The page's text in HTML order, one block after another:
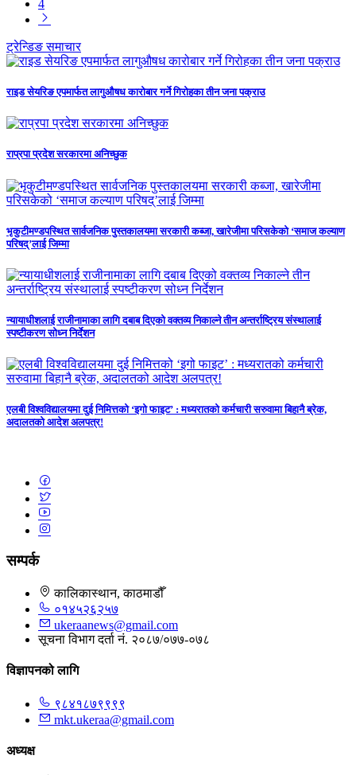
4
ट्रेन्डिङ समाचार
राइड सेयरिङ एपमार्फत लागुऔषध कारोबार गर्ने गिरोहका तीन जना पक्राउ
राप्रपा प्रदेश सरकारमा अनिच्छुक
भृकुटीमण्डपस्थित सार्वजनिक पुस्तकालयमा सरकारी कब्जा, खारेजीमा परिसकेको ‘समाज कल्याण
परिषद्’लाई जिम्मा
न्यायाधीशलाई राजीनामाका लागि दबाब दिएको वक्तव्य निकाल्ने तीन अन्तर्राष्ट्रिय संस्थालाई
स्पष्टीकरण सोध्न निर्देशन
एलबी विश्वविद्यालयमा दुई निमित्तको ‘इगो फाइट’ : मध्यरातको कर्मचारी सरुवामा बिहानै ब्रेक,
अदालतको आदेश अलपत्र!
सम्पर्क
कालिकास्थान, काठमाडौँ
०१४५२६२५७
ukeraanews@gmail.com
सूचना विभाग दर्ता नं. २०८७/०७७-०७८
विज्ञापनको लागि
९८४१८७९९९९
mkt.ukeraa@gmail.com
अध्यक्ष